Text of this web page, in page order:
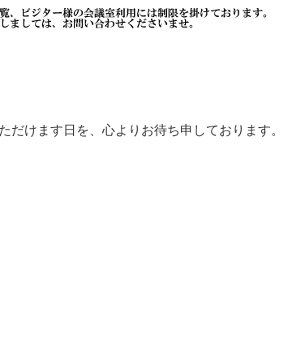
けます日を、心よりお待ち申しております。